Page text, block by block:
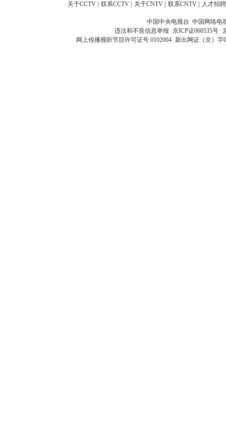
关于CCTV 联系CCTV 关于CNTV 联系CNTV 人才招聘
中国中央电视台 中国网络电
违法和不良信息举报 京ICP证060535号
网上传播视听节目许可证号 0102004 新出网证（京）